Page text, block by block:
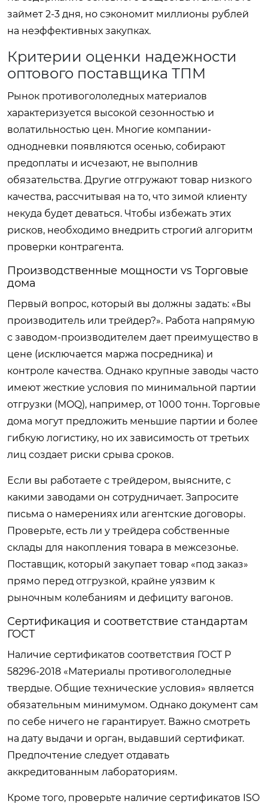
займет 2-3 дня, но сэкономит миллионы рублей
на неэффективных закупках.
Критерии оценки надежности
оптового поставщика ТПМ
Рынок противогололедных материалов
характеризуется высокой сезонностью и
волатильностью цен. Многие компании-
однодневки появляются осенью, собирают
предоплаты и исчезают, не выполнив
обязательства. Другие отгружают товар низкого
качества, рассчитывая на то, что зимой клиенту
некуда будет деваться. Чтобы избежать этих
рисков, необходимо внедрить строгий алгоритм
проверки контрагента.
Производственные мощности vs Торговые
дома
Первый вопрос, который вы должны задать: «Вы
производитель или трейдер?». Работа напрямую
с заводом-производителем дает преимущество в
цене (исключается маржа посредника) и
контроле качества. Однако крупные заводы часто
имеют жесткие условия по минимальной партии
отгрузки (MOQ), например, от 1000 тонн. Торговые
дома могут предложить меньшие партии и более
гибкую логистику, но их зависимость от третьих
лиц создает риски срыва сроков.
Если вы работаете с трейдером, выясните, с
какими заводами он сотрудничает. Запросите
письма о намерениях или агентские договоры.
Проверьте, есть ли у трейдера собственные
склады для накопления товара в межсезонье.
Поставщик, который закупает товар «под заказ»
прямо перед отгрузкой, крайне уязвим к
рыночным колебаниям и дефициту вагонов.
Сертификация и соответствие стандартам
ГОСТ
Наличие сертификатов соответствия ГОСТ Р
58296-2018 «Материалы противогололедные
твердые. Общие технические условия» является
обязательным минимумом. Однако документ сам
по себе ничего не гарантирует. Важно смотреть
на дату выдачи и орган, выдавший сертификат.
Предпочтение следует отдавать
аккредитованным лабораториям.
Кроме того, проверьте наличие сертификатов ISO